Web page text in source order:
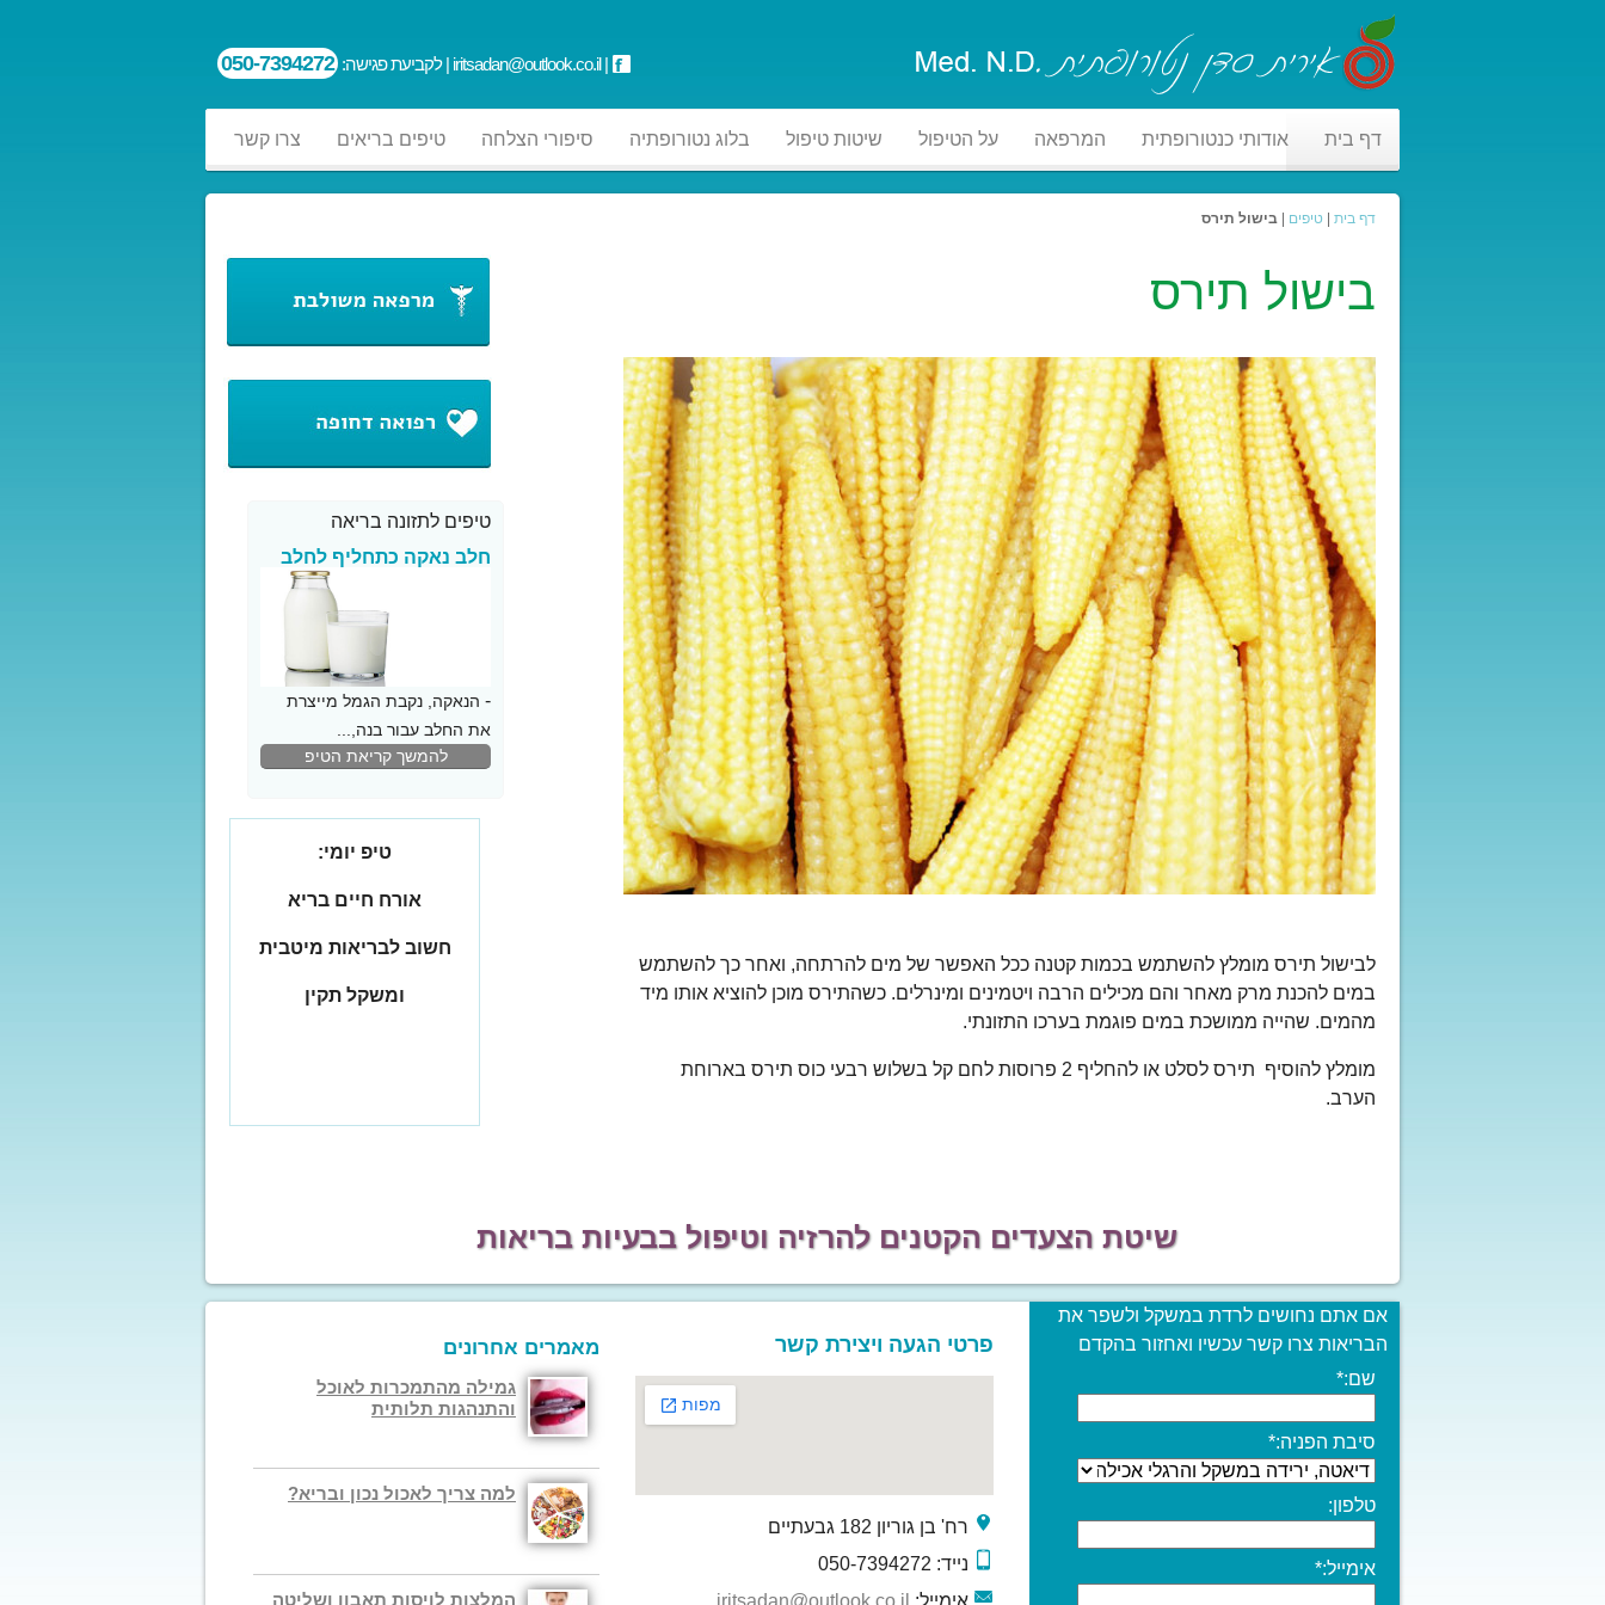
|
iritsadan@outlook.co.il | לקביעת פגישה: 050-7394272
דף בית אודותי כנטורופתית המרפאה על הטיפול שיטות טיפול בלוג נטורופתיה סיפורי הצלחה טיפים בריאים צרו קשר
דף בית טיפים בישול תירס
בישול תירס
לבישול תירס מומלץ להשתמש בכמות קטנה ככל האפשר של מים להרתחה, ואחר כך להשתמש
במים להכנת מרק מאחר והם מכילים הרבה ויטמינים ומינרלים. כשהתירס מוכן להוציא אותו מיד
מהמים. שהייה ממושכת במים פוגמת בערכו התזונתי.
מומלץ להוסיף תירס לסלט או להחליף 2 פרוסות לחם קל בשלוש רבעי כוס תירס בארוחת
הערב.
טיפים לתזונה בריאה
חלב נאקה כתחליף לחלב
- הנאקה, נקבת הגמל מייצרת
את החלב עבור בנה,...
להמשך קריאת הטיפ
טיפ יומי:
אורח חיים בריא
חשוב לבריאות מיטבית
ומשקל תקין
שיטת הצעדים הקטנים להרזיה וטיפול בבעיות בריאות
אם אתם נחושים לרדת במשקל ולשפר את
הבריאות צרו קשר עכשיו ואחזור בהקדם
שם:*
סיבת הפניה:*
טלפון:
אימייל:*
פרטי הגעה ויצירת קשר
רח' בן גוריון 182 גבעתיים
נייד: 050-7394272
מאמרים אחרונים
גמילה מהתמכרות לאוכל
והתנהגות תלותית
למה צריך לאכול נכון ובריא?
המלצות לויסות תאבון ושליטה